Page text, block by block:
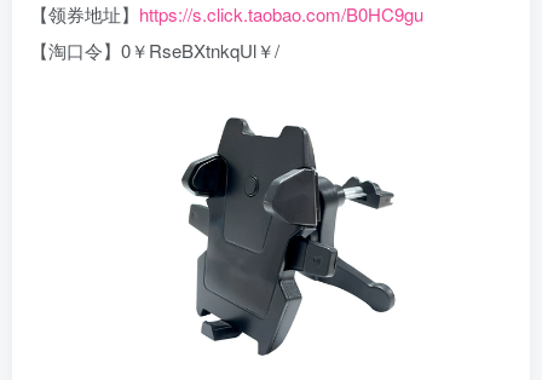
【领券地址】 https://s.click.taobao.com/B0HC9gu
【淘口令】0￥RseBXtnkqUl￥/